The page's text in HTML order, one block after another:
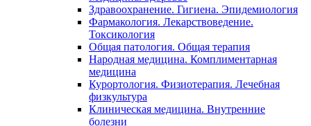
Здравоохранение. Гигиена. Эпидемиология
Фармакология. Лекарствоведение.
Токсикология
Общая патология. Общая терапия
Народная медицина. Комплиментарная
медицина
Курортология. Физиотерапия. Лечебная
физкультура
Клиническая медицина. Внутренние
болезни